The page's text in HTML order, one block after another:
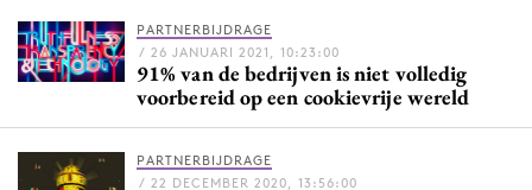
Home
9 sept: GenAI-training
12 nov: MarketingLive!
Events
PARTNERBIJDRAGE
/ 26 JANUARI 2021, 10:23:00
91% van de bedrijven is niet volledig
voorbereid op een cookievrije wereld
PARTNERBIJDRAGE
/ 22 DECEMBER 2020, 13:56:00